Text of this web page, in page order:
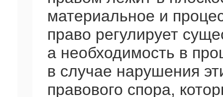
материальное и
право регулирует
а необходимость в
в случае нарушения
правового спора,